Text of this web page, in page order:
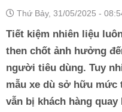
Thứ Bảy, 31/05/2025 -
Tiết kiệm nhiên liệu
then chốt ảnh hưởng
người tiêu dùng. Tuy
mẫu xe dù sở hữu mức
vẫn bị khách hàng